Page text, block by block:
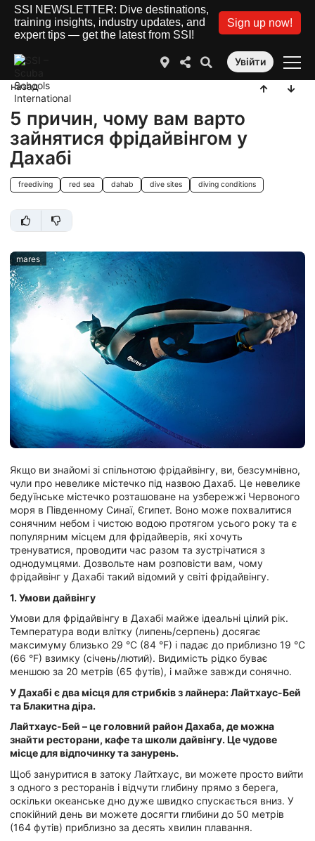
SSI NEWSLETTER: Dive destinations,
training insights, industry updates, and
expert tips — get the latest from SSI!
Sign up now!
Увійти
назад
5 причин, чому вам варто
зайнятися фрідайвінгом у
Дахабі
freediving red sea dahab dive sites diving conditions
mares
Якщо ви знайомі зі спільнотою фрідайвінгу, ви, безсумнівно,
чули про невелике містечко під назвою Дахаб. Це невелике
бедуїнське містечко розташоване на узбережжі Червоного
моря в Південному Синаї, Єгипет. Воно може похвалитися
сонячним небом і чистою водою протягом усього року та є
популярним місцем для фрідайверів, які хочуть
тренуватися, проводити час разом та зустрічатися з
однодумцями. Дозвольте нам розповісти вам, чому
фрідайвінг у Дахабі такий відомий у світі фрідайвінгу.
1. Умови дайвінгу
Умови для фрідайвінгу в Дахабі майже ідеальні цілий рік.
Температура води влітку (липень/серпень) досягає
максимуму близько 29 °C (84 °F) і падає до приблизно 19 °C
(66 °F) взимку (січень/лютий). Видимість рідко буває
меншою за 20 метрів (65 футів), і майже завжди сонячно.
У Дахабі є два місця для стрибків з лайнера: Лайтхаус-Бей
та Блакитна діра.
Лайтхаус-Бей – це головний район Дахаба, де можна
знайти ресторани, кафе та школи дайвінгу. Це чудове
місце для відпочинку та занурень.
Щоб зануритися в затоку Лайтхаус, ви можете просто вийти
з одного з ресторанів і відчути глибину прямо з берега,
оскільки океанське дно дуже швидко спускається вниз. У
спокійний день ви можете досягти глибини до 50 метрів
(164 футів) приблизно за десять хвилин плавання.